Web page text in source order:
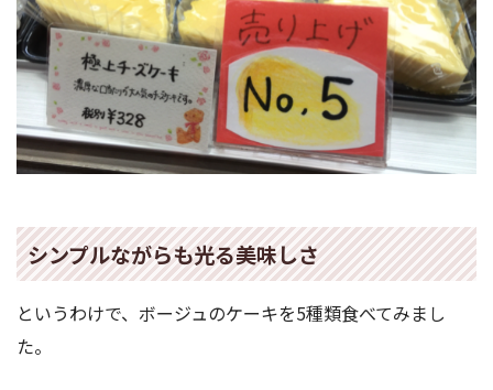
シンプルながらも光る美味しさ
というわけで、ボージュのケーキを5種類食べてみまし
た。